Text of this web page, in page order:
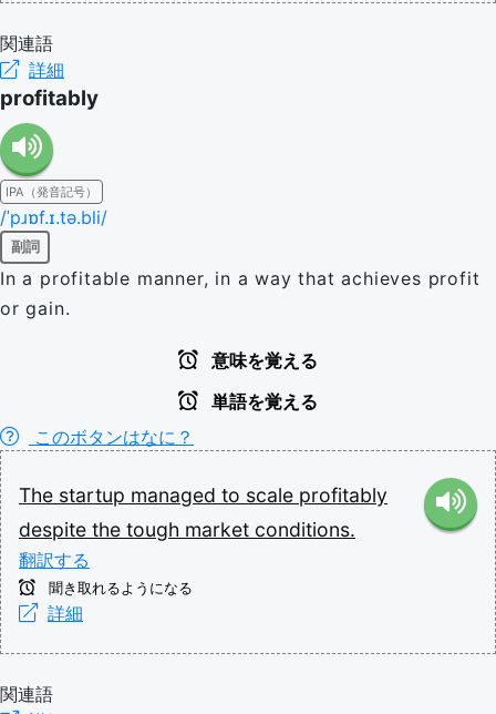
関連語
詳細
profitably
IPA（発音記号）
/ˈpɹɒf.ɪ.tə.bli/
副詞
In a profitable manner, in a way that achieves profit
or gain.
意味を覚える
単語を覚える
このボタンはなに？
The startup managed to scale profitably
despite the tough market conditions.
翻訳する
聞き取れるようになる
詳細
関連語